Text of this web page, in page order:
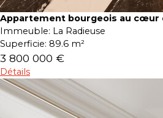
Appartement bourgeois au cœur
Immeuble: La Radieuse
Superficie: 89.6 m²
3 800 000 €
Détails